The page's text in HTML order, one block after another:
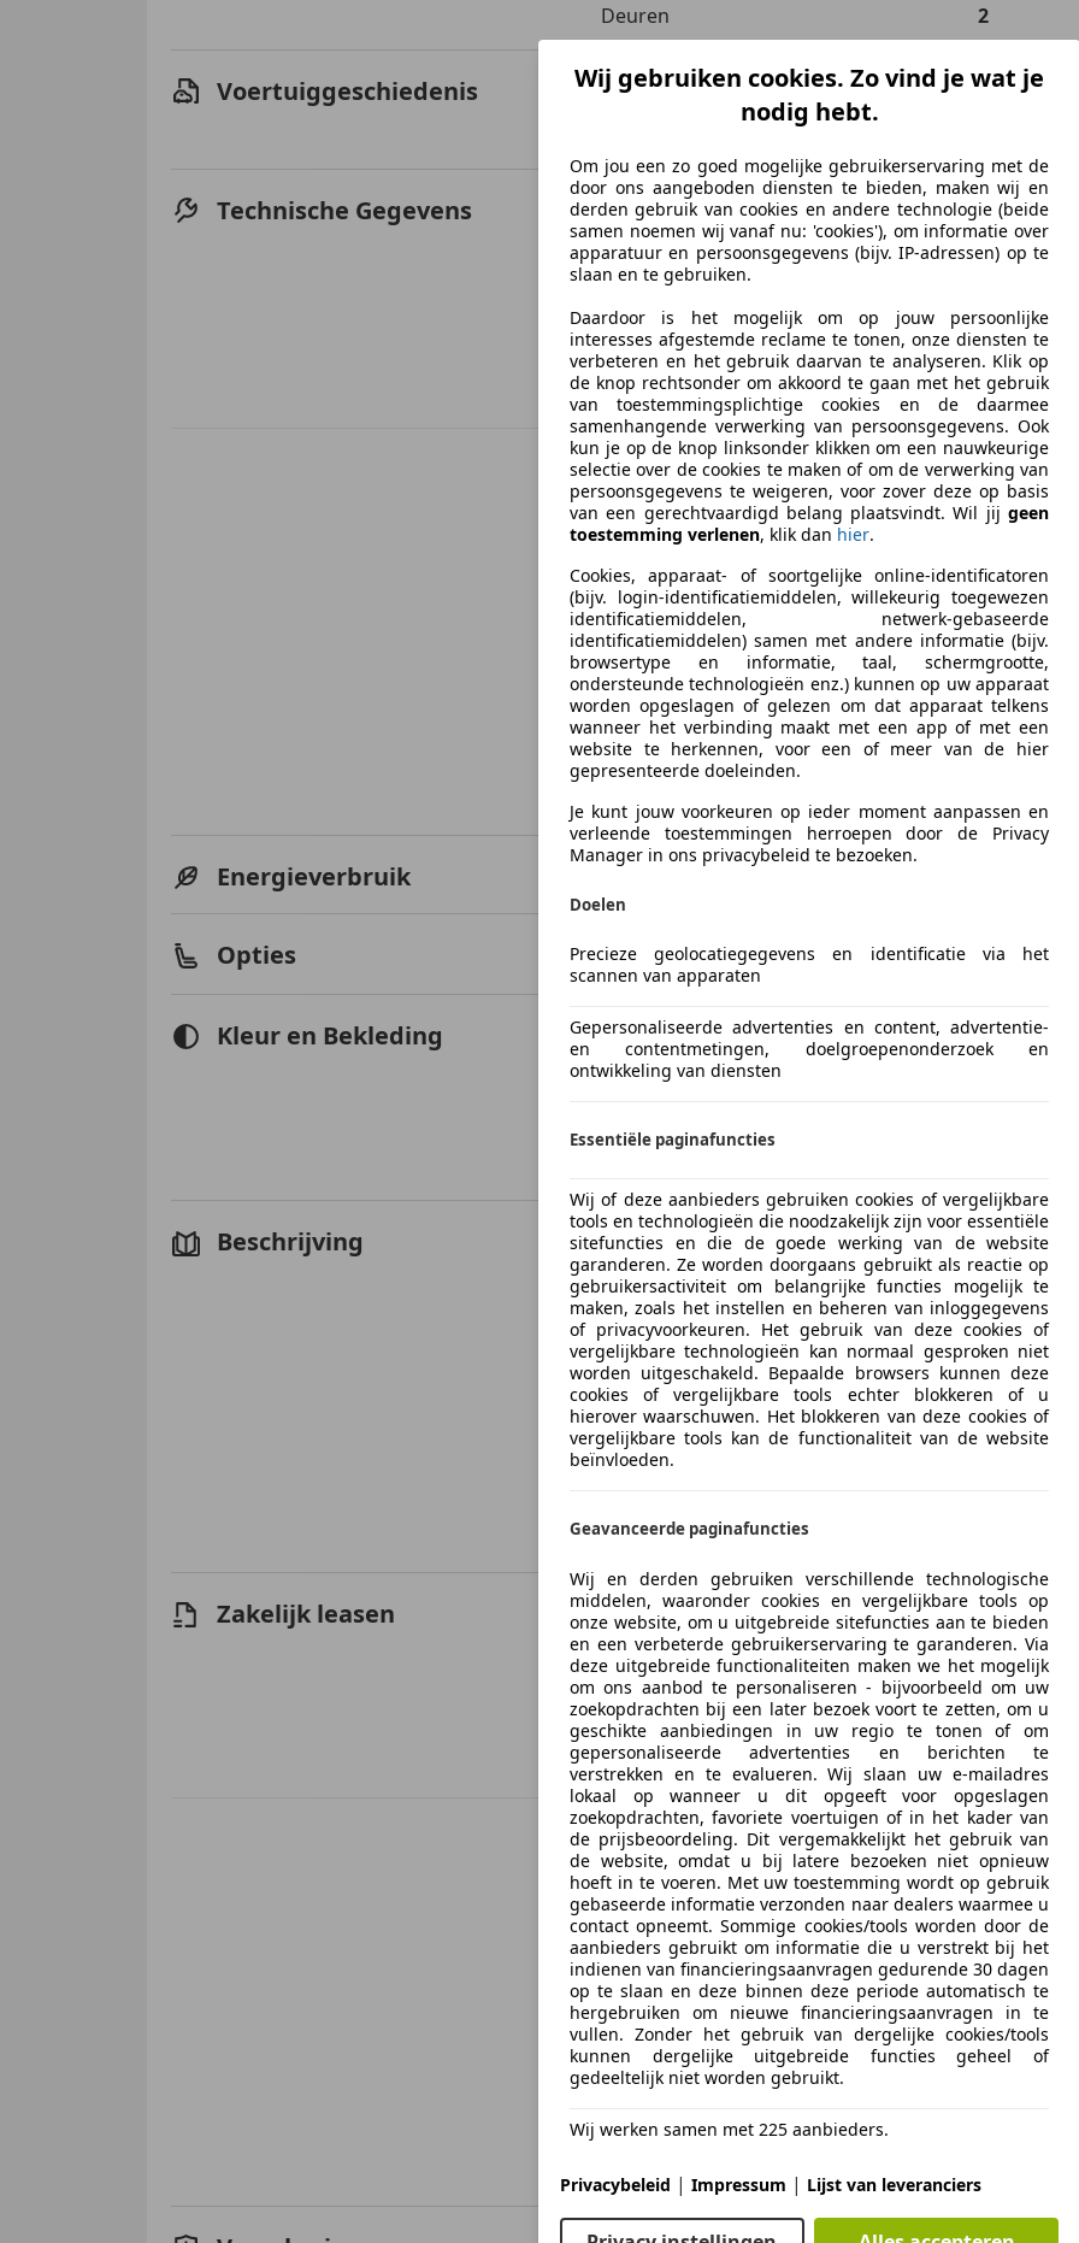
Deuren
2
Voertuiggeschiedenis Kilometerstand
43.531 km
Technische Gegevens Vermogen kW (PK)
147 kW
Transmissie
Versnellingen
4
Cilinders
8
Energieverbruik
Opties Comfort en gemak
Lederen
meer
Kleur en Bekleding Kleur
Rood
Oorspronkelijke kleur
Beschrijving
Zeer mooie Ford Mustang Fastback C-Code 289 V8
teller. Er is werkelijk een fortuin aan de auto uit
ook gewoon gezien worden. De auto rijdt en
werkelijke publiekstrekker. Mede door het stoere
De auto is voorzien van elektronische
Auto wordt verkocht met Amerikaans kenteken
momenteel niet voorzien van een Nederlands
Wij zijn uitgerust met een moderne werkplaats met
Voor meer informatie kunt u het beste bellen: 0492-
U bent altijd welkom voor een proefrit of een kopje
RVL Auto`s
Bosscheweg 34
5741 SX Beek en Donk
www.rvlautos.nl
*Prijs betreft een zeer scherpe meeneemprijs.
*Inruil is indien gewenst mogelijk
*Aantrekkelijke financiering mogelijkheden via
*APK eventueel bij aflevering
Disclaimer: Alle moeite is genomen om de
accuraat en actueel mogelijk weer te geven. Fouten
aankoop de zaken die uw beslissing zouden kunnen
Meer informatie
meer
Zakelijk leasen
Bereken uw zakelijke lease!
Nu zakelijk leasen vanaf€ 871,- p/m
Vraag offerte aan
Wij gebruiken cookies. Zo vind je wat je
nodig hebt.
Om jou een zo goed mogelijke gebruikerservaring met de
door ons aangeboden diensten te bieden, maken wij en
derden gebruik van cookies en andere technologie (beide
samen noemen wij vanaf nu: 'cookies'), om informatie over
apparatuur en persoonsgegevens (bijv. IP-adressen) op te
slaan en te gebruiken.
Daardoor is het mogelijk om op jouw persoonlijke
interesses afgestemde reclame te tonen, onze diensten te
verbeteren en het gebruik daarvan te analyseren. Klik op
de knop rechtsonder om akkoord te gaan met het gebruik
van toestemmingsplichtige cookies en de daarmee
samenhangende verwerking van persoonsgegevens. Ook
kun je op de knop linksonder klikken om een nauwkeurige
selectie over de cookies te maken of om de verwerking van
persoonsgegevens te weigeren, voor zover deze op basis
van een gerechtvaardigd belang plaatsvindt. Wil jij geen
toestemming verlenen, klik dan hier.
Cookies, apparaat- of soortgelijke online-identificatoren
(bijv. login-identificatiemiddelen, willekeurig toegewezen
identificatiemiddelen, netwerk-gebaseerde
identificatiemiddelen) samen met andere informatie (bijv.
browsertype en informatie, taal, schermgrootte,
ondersteunde technologieën enz.) kunnen op uw apparaat
worden opgeslagen of gelezen om dat apparaat telkens
wanneer het verbinding maakt met een app of met een
website te herkennen, voor een of meer van de hier
gepresenteerde doeleinden.
Je kunt jouw voorkeuren op ieder moment aanpassen en
verleende toestemmingen herroepen door de Privacy
Manager in ons privacybeleid te bezoeken.
Doelen
Precieze geolocatiegegevens en identificatie via het
scannen van apparaten
Gepersonaliseerde advertenties en content, advertentie-
en contentmetingen, doelgroepenonderzoek en
ontwikkeling van diensten
Essentiële paginafuncties
Wij of deze aanbieders gebruiken cookies of vergelijkbare
tools en technologieën die noodzakelijk zijn voor essentiële
sitefuncties en die de goede werking van de website
garanderen. Ze worden doorgaans gebruikt als reactie op
gebruikersactiviteit om belangrijke functies mogelijk te
maken, zoals het instellen en beheren van inloggegevens
of privacyvoorkeuren. Het gebruik van deze cookies of
vergelijkbare technologieën kan normaal gesproken niet
worden uitgeschakeld. Bepaalde browsers kunnen deze
cookies of vergelijkbare tools echter blokkeren of u
hierover waarschuwen. Het blokkeren van deze cookies of
vergelijkbare tools kan de functionaliteit van de website
beïnvloeden.
Geavanceerde paginafuncties
Wij en derden gebruiken verschillende technologische
middelen, waaronder cookies en vergelijkbare tools op
onze website, om u uitgebreide sitefuncties aan te bieden
en een verbeterde gebruikerservaring te garanderen. Via
deze uitgebreide functionaliteiten maken we het mogelijk
om ons aanbod te personaliseren - bijvoorbeeld om uw
zoekopdrachten bij een later bezoek voort te zetten, om u
geschikte aanbiedingen in uw regio te tonen of om
gepersonaliseerde advertenties en berichten te
verstrekken en te evalueren. Wij slaan uw e-mailadres
lokaal op wanneer u dit opgeeft voor opgeslagen
zoekopdrachten, favoriete voertuigen of in het kader van
de prijsbeoordeling. Dit vergemakkelijkt het gebruik van
de website, omdat u bij latere bezoeken niet opnieuw
hoeft in te voeren. Met uw toestemming wordt op gebruik
gebaseerde informatie verzonden naar dealers waarmee u
contact opneemt. Sommige cookies/tools worden door de
aanbieders gebruikt om informatie die u verstrekt bij het
indienen van financieringsaanvragen gedurende 30 dagen
op te slaan en deze binnen deze periode automatisch te
hergebruiken om nieuwe financieringsaanvragen in te
vullen. Zonder het gebruik van dergelijke cookies/tools
kunnen dergelijke uitgebreide functies geheel of
gedeeltelijk niet worden gebruikt.
Wij werken samen met 225 aanbieders.
Privacybeleid | Impressum | Lijst van leveranciers